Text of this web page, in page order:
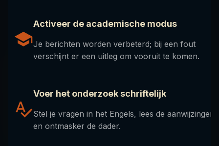
Activeer de academische modus
Je berichten worden verbeterd; bij een fout
verschijnt er een uitleg om vooruit te komen.
Voer het onderzoek schriftelijk
Stel je vragen in het Engels, lees de aanwijzingen
en ontmasker de dader.